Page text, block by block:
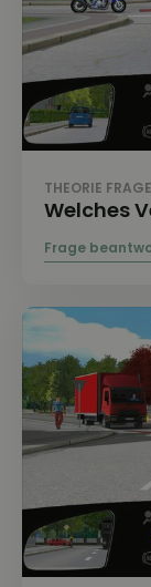
THEORIE
Welches